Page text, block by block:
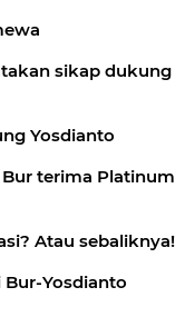
sikap dukung
Yosdianto
terima Platinum
Atau sebaliknya!
Bur-Yosdianto